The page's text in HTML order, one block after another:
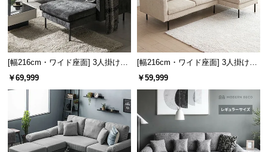
せ
ブ
ロ
グ
企
業
情
報
[幅216cm・ワイド座面] 3人掛けカ
ウチソファ ブラックスチール脚 フ
￥69,999
[幅216cm・ワイド座面] 3人掛けカ
ウチソファ ブラックスチール脚 L
ード生地
￥59,999